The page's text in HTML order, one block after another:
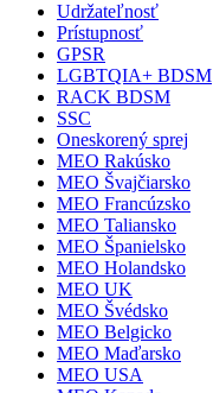
Udržateľnosť
Prístupnosť
GPSR
LGBTQIA+ BDSM
RACK BDSM
SSC
Oneskorený sprej
MEO Rakúsko
MEO Švajčiarsko
MEO Francúzsko
MEO Taliansko
MEO Španielsko
MEO Holandsko
MEO UK
MEO Švédsko
MEO Belgicko
MEO Maďarsko
MEO USA